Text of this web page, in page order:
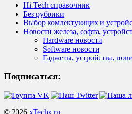
Hi-Tech справочник
Без рубрики
Выбор комлектующих и
Новости железа, софта,
Hardware новости
Software новости
Гаджеты, устройства,
Подписаться:
© 2026 xTechx.ru